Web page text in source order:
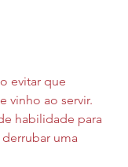
evitar que
vinho ao servir.
habilidade para
uma